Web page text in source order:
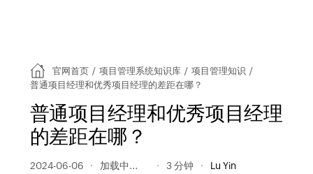
官网首页 / 项目管理系统知识库 / 项目管理知识 /
普通项目经理和优秀项目经理的差距在哪？
普通项目经理和优秀项目经理
的差距在哪？
2024-06-06 269 阅读量 3 分钟 Lu Yin